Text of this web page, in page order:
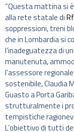
“Questa mattina si
alla rete statale di
soppressioni, treni
che in Lombardia si
l’inadeguatezza di
manutenuta,
l’assessore
sostenibile, Claudia
Guasto a Porta
strutturalmente i
tempistiche
L’obiettivo di tutti